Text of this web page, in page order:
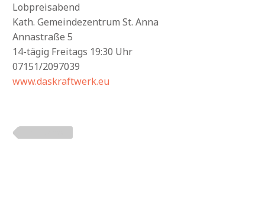
Lobpreisabend
Kath. Gemeindezentrum St. Anna
Annastraße 5
14-tägig Freitags 19:30 Uhr
07151/2097039
www.daskraftwerk.eu